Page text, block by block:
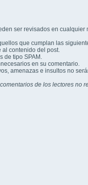
ser revisados en cualquier
que cumplan las
al contenido del post.
de tipo SPAM.
en su comentario.
amenazas e insultos no
de los lectores no